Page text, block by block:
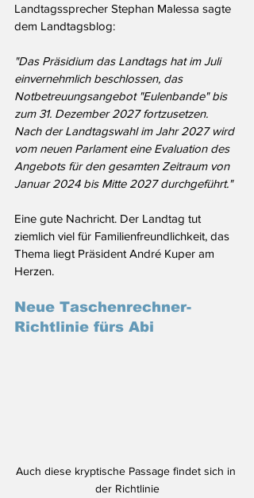
Landtagssprecher Stephan Malessa sagte
dem Landtagsblog:
"Das Präsidium das Landtags hat im Juli
einvernehmlich beschlossen, das
Notbetreuungsangebot "Eulenbande" bis
zum 31. Dezember 2027 fortzusetzen.
Nach der Landtagswahl im Jahr 2027 wird
vom neuen Parlament eine Evaluation des
Angebots für den gesamten Zeitraum von
Januar 2024 bis Mitte 2027 durchgeführt."
Eine gute Nachricht. Der Landtag tut
ziemlich viel für Familienfreundlichkeit, das
Thema liegt Präsident André Kuper am
Herzen.
Neue Taschenrechner-
Richtlinie fürs Abi
Auch diese kryptische Passage findet sich in
der Richtlinie